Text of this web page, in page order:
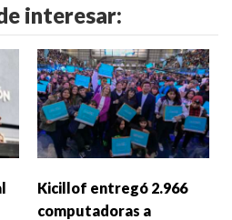
interesar:
Kicillof entregó 2.966
computadoras a